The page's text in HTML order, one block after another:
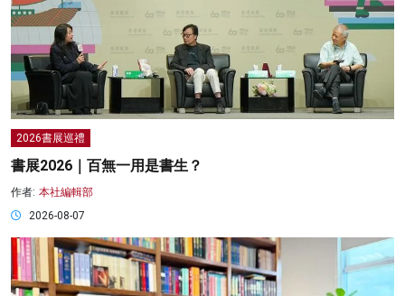
2026書展巡禮
書展2026｜百無一用是書生？
作者: 本社編輯部
2026-08-07